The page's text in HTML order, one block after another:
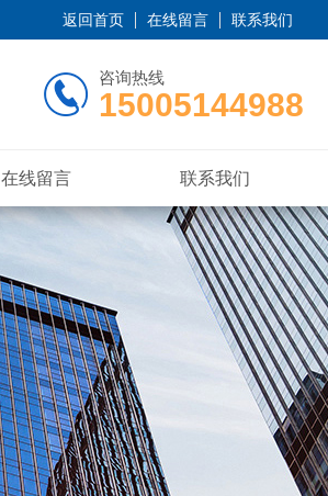
返回首页 在线留言 联系我们
咨询热线
15005144988
在线留言 联系我们